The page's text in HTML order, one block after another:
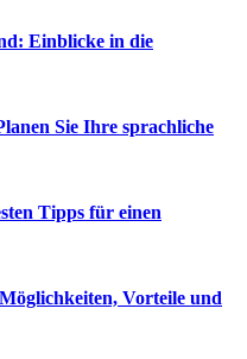
Einblicke in die
Sie Ihre sprachliche
Tipps für einen
Vorteile und